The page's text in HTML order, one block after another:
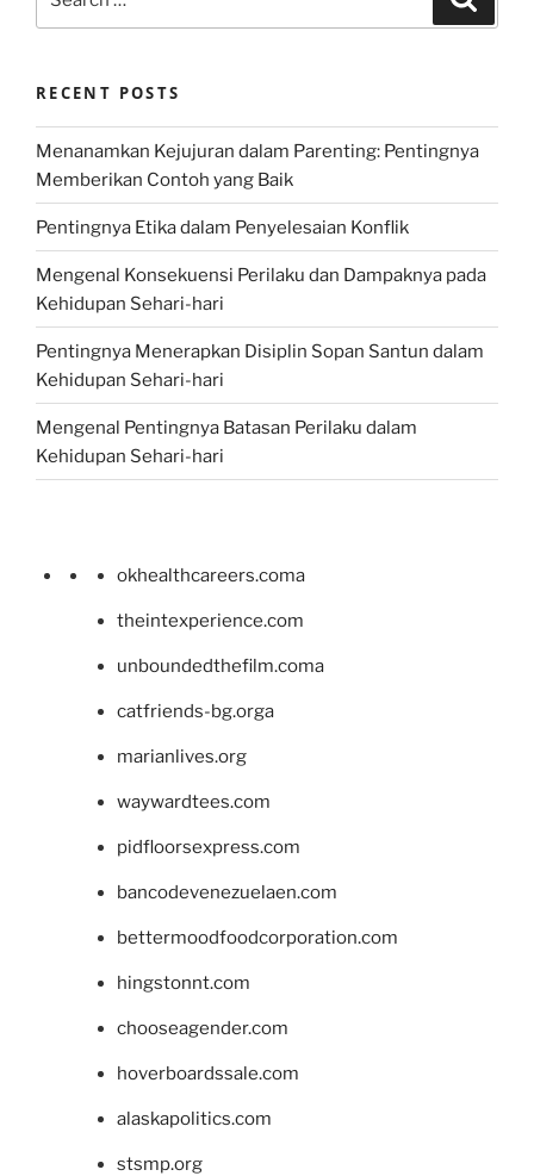
RECENT POSTS
Menanamkan Kejujuran dalam Parenting: Pentingnya
Memberikan Contoh yang Baik
Pentingnya Etika dalam Penyelesaian Konflik
Mengenal Konsekuensi Perilaku dan Dampaknya pada
Kehidupan Sehari-hari
Pentingnya Menerapkan Disiplin Sopan Santun dalam
Kehidupan Sehari-hari
Mengenal Pentingnya Batasan Perilaku dalam
Kehidupan Sehari-hari
okhealthcareers.coma
theintexperience.com
unboundedthefilm.coma
catfriends-bg.orga
marianlives.org
waywardtees.com
pidfloorsexpress.com
bancodevenezuelaen.com
bettermoodfoodcorporation.com
hingstonnt.com
chooseagender.com
hoverboardssale.com
alaskapolitics.com
stsmp.org